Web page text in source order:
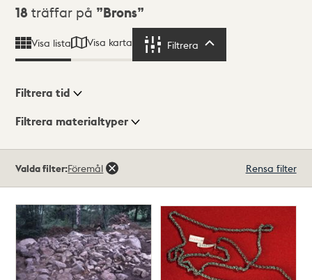
Sökresultat
18 träffar på Brons
Visa lista Visa karta Filtrera
Visningsläge
Filtrera tid
Filtrera materialtyper
träffar
Valda filter:Föremål Rensa filter